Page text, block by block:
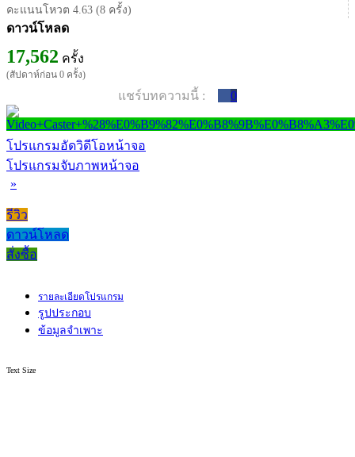
คะแนนโหวต 4.63 (8 ครั้ง)
ดาวน์โหลด
17,562 ครั้ง
(สัปดาห์ก่อน 0 ครั้ง)
แชร์บทความนี้ : 0
โปรแกรมอัดวิดีโอหน้าจอ
โปรแกรมจับภาพหน้าจอ
»
รีวิว
ดาวน์โหลด
สั่งซื้อ
รายละเอียดโปรแกรม
รูปประกอบ
ข้อมูลจำเพาะ
Text Size